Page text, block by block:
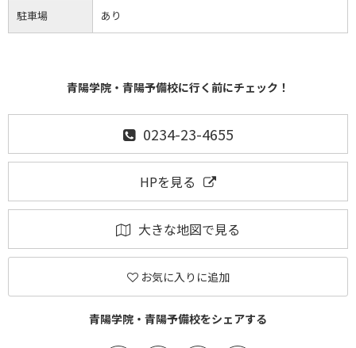
駐車場 あり
青陽学院・青陽予備校に行く前にチェック！
0234-23-4655
HPを見る
大きな地図で見る
お気に入りに追加
青陽学院・青陽予備校をシェアする